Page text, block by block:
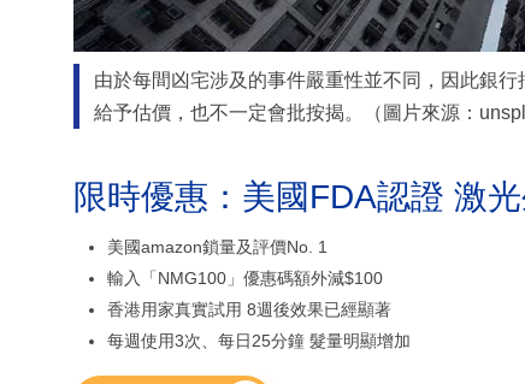
由於每間凶宅涉及的事件嚴重性並不同，因此銀
給予估價，也不一定會批按揭。（圖片來源：
限時優惠：美國FDA認證 激
美國amazon鎖量及評價No. 1
輸入「NMG100」優惠碼額外減$100
香港用家真實試用 8週後效果已經顯著
每週使用3次、每日25分鐘 髮量明顯增加